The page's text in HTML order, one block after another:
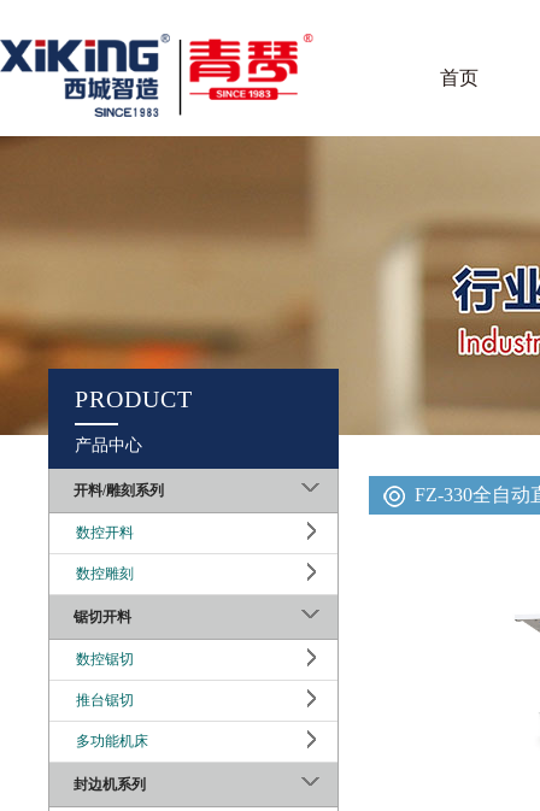
首页
PRODUCT
产品中心
开料/雕刻系列
数控开料
数控雕刻
锯切开料
数控锯切
推台锯切
多功能机床
封边机系列
FZ-330全自动